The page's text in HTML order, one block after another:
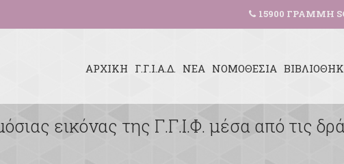
15900 ΓΡΑΜΜΗ
ΑΡΧΙΚΗ Γ.Γ.Ι.Α.Δ. ΝΕΑ ΝΟΜΟΘΕΣΙΑ
εικόνας της Γ.Γ.Ι.Φ. μέσα από τις